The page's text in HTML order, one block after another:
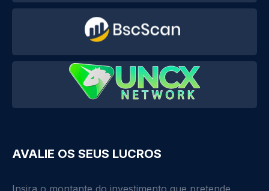
AVALIE OS SEUS LUCROS
Insira o montante do investimento que pretende